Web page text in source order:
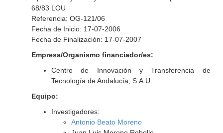
68/83 LOU
Referencia: OG-121/06
Fecha de Inicio: 17-07-2006
Fecha de Finalización: 17-07-2007
Empresa/Organismo financiador/es:
Centro de Innovación y Transferencia de
Tecnología de Andalucía, S.A.U.
Equipo:
Investigadores:
Antonio Beato Moreno